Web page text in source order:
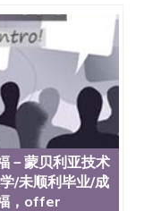
－蒙贝利亚技术
/未顺利毕业/成
，offer